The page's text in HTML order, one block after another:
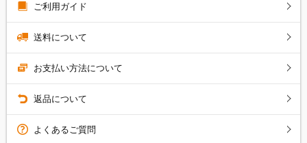
ご利用ガイド
送料について
お支払い方法について
返品について
よくあるご質問